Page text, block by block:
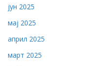
јун 2025
мај 2025
април 2025
март 2025